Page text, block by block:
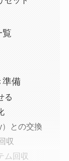
覧
準備
る
との交換
収
ム回収